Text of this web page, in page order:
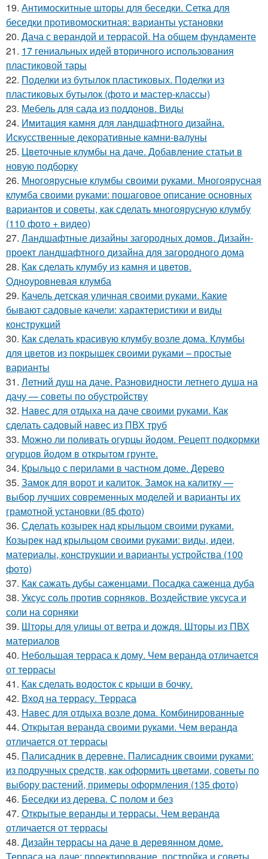
19. Антимоскитные шторы для беседки. Сетка для
беседки противомоскитная: варианты установки
20. Дача с верандой и террасой. На общем фундаменте
21. 17 гениальных идей вторичного использования
пластиковой тары
22. Поделки из бутылок пластиковых. Поделки из
пластиковых бутылок (фото и мастер-классы)
23. Мебель для сада из поддонов. Виды
24. Имитация камня для ландшафтного дизайна.
Искусственные декоративные камни-валуны
25. Цветочные клумбы на даче. Добавление статьи в
новую подборку
26. Многоярусные клумбы своими руками. Многоярусная
клумба своими руками: пошаговое описание основных
вариантов и советы, как сделать многоярусную клумбу
(110 фото + видео)
27. Ландшафтные дизайны загородных домов. Дизайн-
проект ландшафтного дизайна для загородного дома
28. Как сделать клумбу из камня и цветов.
Одноуровневая клумба
29. Качель детская уличная своими руками. Какие
бывают садовые качели: характеристики и виды
конструкций
30. Как сделать красивую клумбу возле дома. Клумбы
для цветов из покрышек своими руками – простые
варианты
31. Летний душ на даче. Разновидности летнего душа на
дачу — советы по обустройству
32. Навес для отдыха на даче своими руками. Как
сделать садовый навес из ПВХ труб
33. Можно ли поливать огурцы йодом. Рецепт подкормки
огурцов йодом в открытом грунте.
34. Крыльцо с перилами в частном доме. Дерево
35. Замок для ворот и калиток. Замок на калитку —
выбор лучших современных моделей и варианты их
грамотной установки (85 фото)
36. Сделать козырек над крыльцом своими руками.
Козырек над крыльцом своими руками: виды, идеи,
материалы, конструкции и варианты устройства (100
фото)
37. Как сажать дубы саженцами. Посадка саженца дуба
38. Уксус соль против сорняков. Воздействие уксуса и
соли на сорняки
39. Шторы для улицы от ветра и дождя. Шторы из ПВХ
материалов
40. Небольшая терраса к дому. Чем веранда отличается
от террасы
41. Как сделать водосток с крыши в бочку.
42. Вход на террасу. Терраса
43. Навес для отдыха возле дома. Комбинированные
44. Открытая веранда своими руками. Чем веранда
отличается от террасы
45. Палисадник в деревне. Палисадник своими руками:
из подручных средств, как оформить цветами, советы по
выбору растений, примеры оформления (135 фото)
46. Беседки из дерева. С полом и без
47. Открытые веранды и террасы. Чем веранда
отличается от террасы
48. Дизайн террасы на даче в деревянном доме.
Терраса на даче: проектирование, постройка и советы